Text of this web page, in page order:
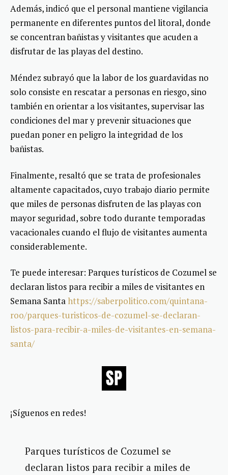
Además, indicó que el personal mantiene vigilancia
permanente en diferentes puntos del litoral, donde
se concentran bañistas y visitantes que acuden a
disfrutar de las playas del destino.
Méndez subrayó que la labor de los guardavidas no
solo consiste en rescatar a personas en riesgo, sino
también en orientar a los visitantes, supervisar las
condiciones del mar y prevenir situaciones que
puedan poner en peligro la integridad de los
bañistas.
Finalmente, resaltó que se trata de profesionales
altamente capacitados, cuyo trabajo diario permite
que miles de personas disfruten de las playas con
mayor seguridad, sobre todo durante temporadas
vacacionales cuando el flujo de visitantes aumenta
considerablemente.
Te puede interesar: Parques turísticos de Cozumel se
declaran listos para recibir a miles de visitantes en
Semana Santa https://saberpolitico.com/quintana-
roo/parques-turisticos-de-cozumel-se-declaran-
listos-para-recibir-a-miles-de-visitantes-en-semana-
santa/
¡Síguenos en redes!
Parques turísticos de Cozumel se
declaran listos para recibir a miles de